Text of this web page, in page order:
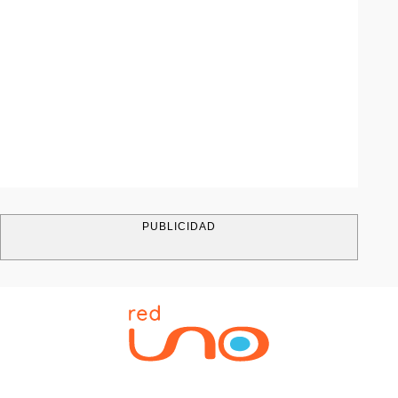
PUBLICIDAD